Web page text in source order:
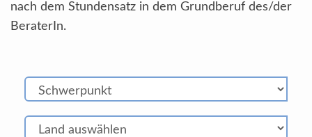
nach dem Stundensatz in dem Grundberuf des/der
BeraterIn.